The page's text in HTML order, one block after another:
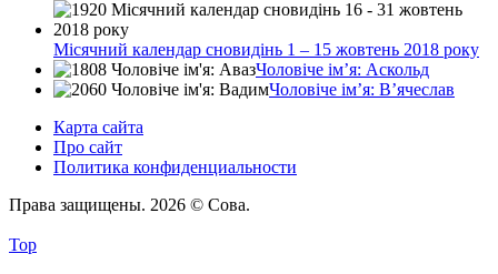
Місячний календар сновидінь 1 – 15 жовтень 2018 року
Чоловіче ім’я: Аскольд
Чоловіче ім’я: В’ячеслав
Карта сайта
Про сайт
Политика конфиденциальности
Права защищены. 2026 © Сова.
Top